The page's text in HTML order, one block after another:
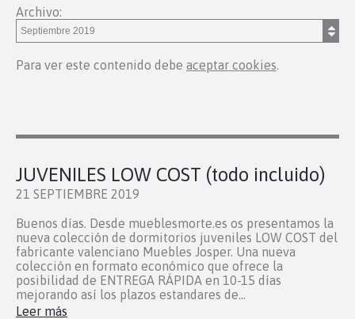
Archivo:
Para ver este contenido debe aceptar cookies.
JUVENILES LOW COST (todo incluido)
21 SEPTIEMBRE 2019
Buenos días. Desde mueblesmorte.es os presentamos la
nueva colección de dormitorios juveniles LOW COST del
fabricante valenciano Muebles Josper. Una nueva
colección en formato económico que ofrece la
posibilidad de ENTREGA RÁPIDA en 10-15 días
mejorando así los plazos estandares de...
Leer más